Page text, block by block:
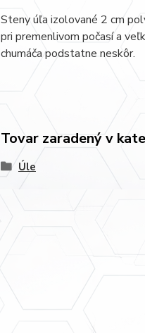
Steny úľa izolované 2 cm
pri premenlivom počasí a
chumáča podstatne neskôr.
Tovar zaradený v
Úle